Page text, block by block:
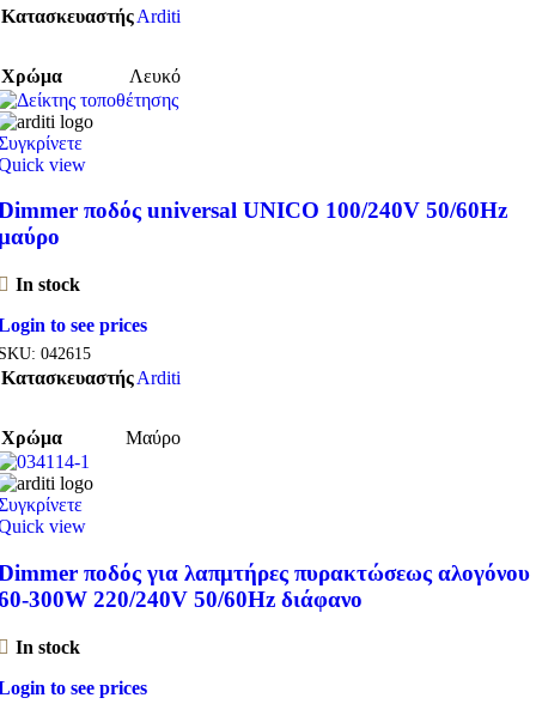
ΚατασκευαστήςArditi
Χρώμα Λευκό
view
ποδός universal UNICO 100/240V 50/60Hz
In stock
to see prices
042615
ΚατασκευαστήςArditi
Χρώμα Μαύρο
view
ποδός για λαπμτήρες πυρακτώσεως αλογόνου
300W 220/240V 50/60Hz διάφανο
In stock
to see prices